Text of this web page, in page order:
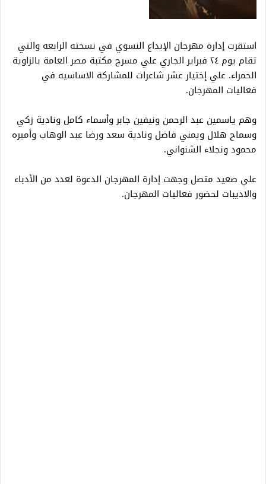
استقرت إدارة مهرجان الإبداع النسوي في نسخته الرابعه والتي
تقام يوم ٢٤ فبراير الجاري علي مسرح مكتبة مصر العامة بالزاوية
الحمراء. علي إختيار عشر شاعرات للمشاركة الاساسيه في
فعاليات المهرجان.
وهم ياسمين عبد الرحمن ونيفين جابر وأسماء كامل ونادية زكي
وسماح هلال ويمني فاضل ونادية سعد ورضا عبد الوهاب وأميره
محمود ونجلاء الشنواني.
علي صعيد متصل وجهت إدارة المهرجان الدعوة لعدد من الأدباء
والاديبات لحضور فعاليات المهرجان.